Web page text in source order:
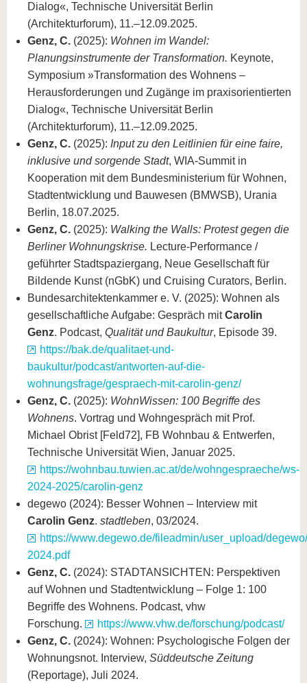
Dialog«, Technische Universität Berlin
(Architekturforum), 11.–12.09.2025.
Genz, C. (2025): Wohnen im Wandel:
Planungsinstrumente der Transformation. Keynote,
Symposium »Transformation des Wohnens –
Herausforderungen und Zugänge im praxisorientierten
Dialog«, Technische Universität Berlin
(Architekturforum), 11.–12.09.2025.
Genz, C. (2025): Input zu den Leitlinien für eine faire,
inklusive und sorgende Stadt, WIA-Summit in
Kooperation mit dem Bundesministerium für Wohnen,
Stadtentwicklung und Bauwesen (BMWSB), Urania
Berlin, 18.07.2025.
Genz, C. (2025): Walking the Walls: Protest gegen die
Berliner Wohnungskrise. Lecture-Performance /
geführter Stadtspaziergang, Neue Gesellschaft für
Bildende Kunst (nGbK) und Cruising Curators, Berlin.
Bundesarchitektenkammer e. V. (2025): Wohnen als
gesellschaftliche Aufgabe: Gespräch mitCarolin
Genz. Podcast, Qualität und Baukultur, Episode 39.
https://bak.de/qualitaet-und-
baukultur/podcast/antworten-auf-die-
wohnungsfrage/gespraech-mit-carolin-genz/
Genz, C. (2025): WohnWissen: 100 Begriffe des
Wohnens. Vortrag und Wohngespräch mit Prof.
Michael Obrist [Feld72], FB Wohnbau & Entwerfen,
Technische Universität Wien, Januar 2025.
https://wohnbau.tuwien.ac.at/de/wohngespraeche/ws-
2024-2025/carolin-genz
degewo (2024): Besser Wohnen – Interview mit
Carolin Genz. stadtleben, 03/2024.
https://www.degewo.de/fileadmin/user_upload/
2024.pdf
Genz, C. (2024): STADTANSICHTEN: Perspektiven
auf Wohnen und Stadtentwicklung – Folge 1: 100
Begriffe des Wohnens. Podcast, vhw
Forschung.
https://www.vhw.de/forschung/podcast/
Genz, C. (2024): Wohnen: Psychologische Folgen der
Wohnungsnot. Interview, Süddeutsche Zeitung
(Reportage), Juli 2024.